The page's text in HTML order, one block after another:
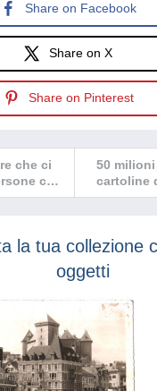
Share on Facebook
Share on X
Share on Pinterest
50
cartoline
scoprire
che ci
che
una
la tua collezione
oggetti